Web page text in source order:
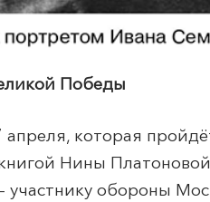
Победы
апреля, которая
Нины
участнику обороны